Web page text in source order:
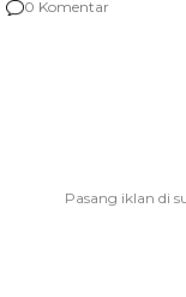
0 Komentar